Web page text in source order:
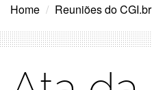
Home Reuniões do CGI.br